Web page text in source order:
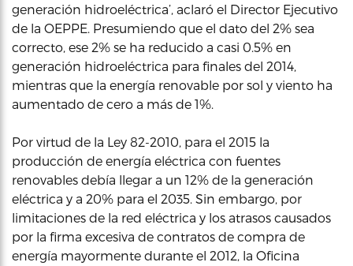
generación hidroeléctrica’, aclaró el Director Ejecutivo
de la OEPPE. Presumiendo que el dato del 2% sea
correcto, ese 2% se ha reducido a casi 0.5% en
generación hidroeléctrica para finales del 2014,
mientras que la energía renovable por sol y viento ha
aumentado de cero a más de 1%.
Por virtud de la Ley 82-2010, para el 2015 la
producción de energía eléctrica con fuentes
renovables debía llegar a un 12% de la generación
eléctrica y a 20% para el 2035. Sin embargo, por
limitaciones de la red eléctrica y los atrasos causados
por la firma excesiva de contratos de compra de
energía mayormente durante el 2012, la Oficina